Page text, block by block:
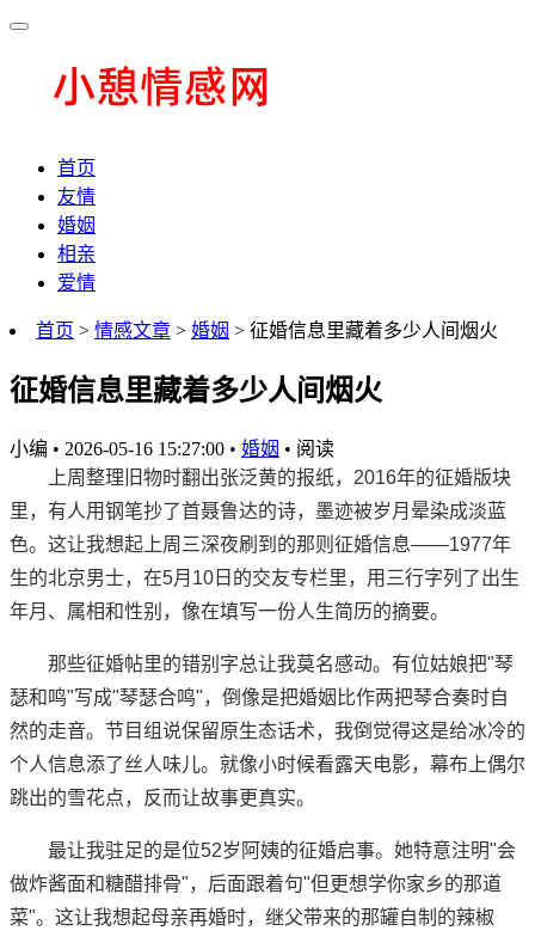
首页
友情
婚姻
相亲
爱情
首页 > 情感文章 > 婚姻 > 征婚信息里藏着多少人间烟火
征婚信息里藏着多少人间烟火
小编 • 2026-05-16 15:27:00 • 婚姻 • 阅读
上周整理旧物时翻出张泛黄的报纸，2016年的征婚版块
里，有人用钢笔抄了首聂鲁达的诗，墨迹被岁月晕染成淡蓝
色。这让我想起上周三深夜刷到的那则征婚信息——1977年
生的北京男士，在5月10日的交友专栏里，用三行字列了出生
年月、属相和性别，像在填写一份人生简历的摘要。
那些征婚帖里的错别字总让我莫名感动。有位姑娘把"琴
瑟和鸣"写成"琴瑟合鸣"，倒像是把婚姻比作两把琴合奏时自
然的走音。节目组说保留原生态话术，我倒觉得这是给冰冷的
个人信息添了丝人味儿。就像小时候看露天电影，幕布上偶尔
跳出的雪花点，反而让故事更真实。
最让我驻足的是位52岁阿姨的征婚启事。她特意注明"会
做炸酱面和糖醋排骨"，后面跟着句"但更想学你家乡的那道
菜"。这让我想起母亲再婚时，继父带来的那罐自制的辣椒